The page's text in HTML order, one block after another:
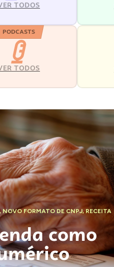
TODOS
PODCASTS
TODOS
,NOVO FORMATO DE CNPJ,RECEITA
como